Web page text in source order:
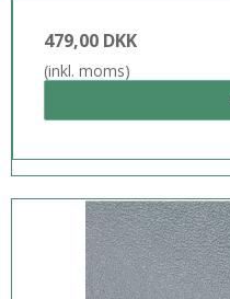
479,00 DKK
(inkl. moms)